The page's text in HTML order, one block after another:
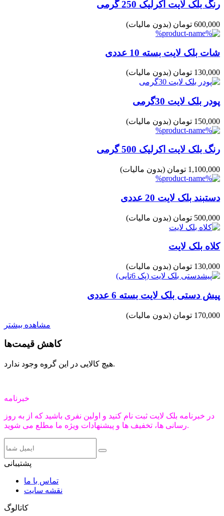
رنگ بلک لایت اکرلیک 250 گرمی
600,000 تومان (بدون مالیات)
شات بلک لایت بسته 10 عددی
130,000 تومان (بدون مالیات)
پودر بلک لایت 30گرمی
150,000 تومان (بدون مالیات)
رنگ بلک لایت اکرلیک 500 گرمی
1,100,000 تومان (بدون مالیات)
دستبند بلک لایت 20 عددی
500,000 تومان (بدون مالیات)
کلاه بلک لایت
130,000 تومان (بدون مالیات)
پیش دستی بلک لایت بسته 6 عددی
170,000 تومان
(بدون مالیات)
مشاهده بیشتر
کاهش قیمت‌ها
هیچ کالایی در این گروه وجود ندارد.
خبرنامه
در خبرنامه بلک لایت ثبت نام کنید و اولین نفری باشید که از به روز
رسانی ها، تخفیف ها و پیشنهادات ویژه ما مطلع می شوید.
پشتیبانی
تماس با ما
نقشه سایت
کاتالوگ